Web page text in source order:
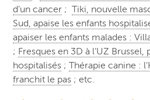
d’un cancer ;Tiki, nouvelle
Sud, apaise les enfants
apaiser les enfants malades :
; Fresques en 3D à l’UZ
hospitalisés ;Thérapie canine :
franchit le pas ; etc.